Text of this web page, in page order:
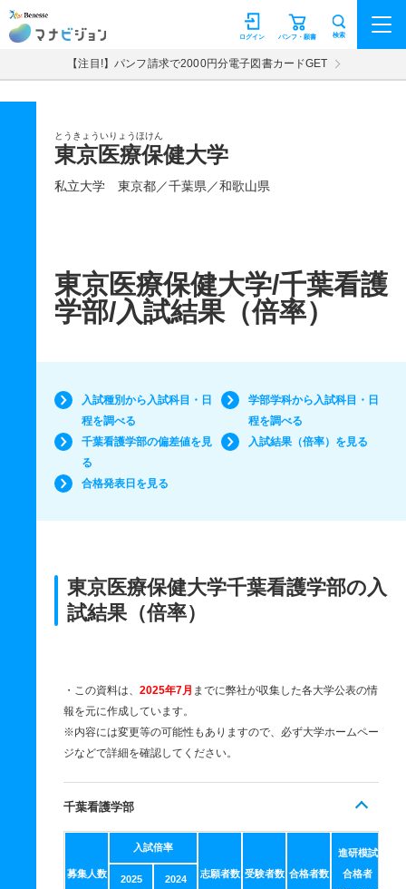
マナビジョン パンフ・願書
ログイン 検索
【注目!】パンフ請求で2000円分電子図書カードGET
とうきょういりょうほけん
東京医療保健大学
私立大学 東京都／千葉県／和歌山県
東京医療保健大学/千葉看護
学部/入試結果（倍率）
入試種別から入試科目・日
程を調べる
学部学科から入試科目・日
程を調べる
千葉看護学部の偏差値を見
る
入試結果（倍率）を見る
合格発表日を見る
東京医療保健大学千葉看護学部の入
試結果（倍率）
・この資料は、 2025年7月 までに弊社が収集した各大学公表の情
報を元に作成しています。
※内容には変更等の可能性もありますので、必ず大学ホームペー
ジなどで詳細を確認してください。
千葉看護学部
募集人数
入試倍率
志願者数 受験者数 合格者数
進研模試
合格者
2025
2024